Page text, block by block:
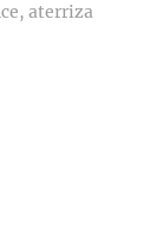
aterriza